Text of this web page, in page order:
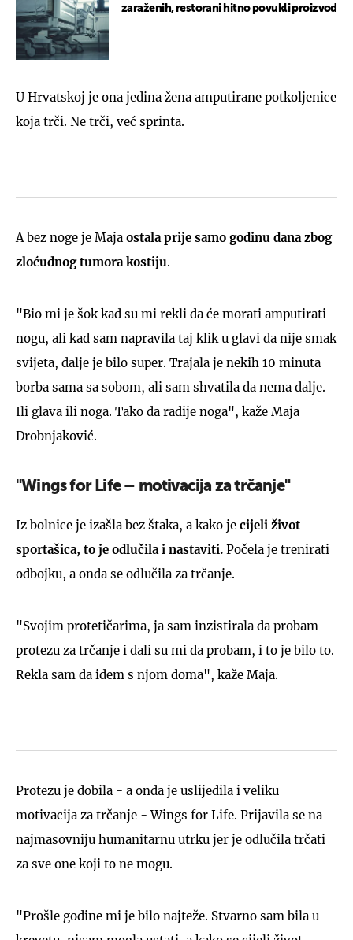
zaraženih, restorani hitno povukli proizvod
U Hrvatskoj je ona jedina žena amputirane potkoljenice
koja trči. Ne trči, već sprinta.
A bez noge je Maja ostala prije samo godinu dana zbog
zloćudnog tumora kostiju.
"Bio mi je šok kad su mi rekli da će morati amputirati
nogu, ali kad sam napravila taj klik u glavi da nije smak
svijeta, dalje je bilo super. Trajala je nekih 10 minuta
borba sama sa sobom, ali sam shvatila da nema dalje.
Ili glava ili noga. Tako da radije noga", kaže Maja
Drobnjaković.
"Wings for Life – motivacija za trčanje"
Iz bolnice je izašla bez štaka, a kako je cijeli život
sportašica, to je odlučila i nastaviti. Počela je trenirati
odbojku, a onda se odlučila za trčanje.
"Svojim protetičarima, ja sam inzistirala da probam
protezu za trčanje i dali su mi da probam, i to je bilo to.
Rekla sam da idem s njom doma", kaže Maja.
Protezu je dobila - a onda je uslijedila i veliku
motivacija za trčanje - Wings for Life. Prijavila se na
najmasovniju humanitarnu utrku jer je odlučila trčati
za sve one koji to ne mogu.
"Prošle godine mi je bilo najteže. Stvarno sam bila u